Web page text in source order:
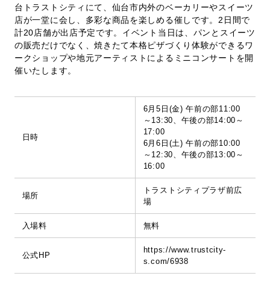
台トラストシティにて、仙台市内外のベーカリーやスイーツ
店が一堂に会し、多彩な商品を楽しめる催しです。2日間で
計20店舗が出店予定です。イベント当日は、パンとスイーツ
の販売だけでなく、焼きたて本格ピザづくり体験ができるワ
ークショップや地元アーティストによるミニコンサートを開
催いたします。
日時
6月5日(金) 午前の部11:00
～13:30、午後の部14:00～
17:00
6月6日(土) 午前の部10:00
～12:30、午後の部13:00～
16:00
場所
トラストシティプラザ前広
場
入場料 無料
公式HP
https://www.trustcity-
s.com/6938